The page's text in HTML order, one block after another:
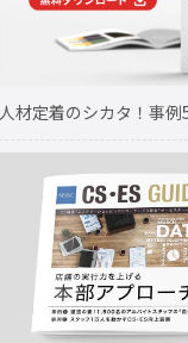
人材定着のシカタ！事例